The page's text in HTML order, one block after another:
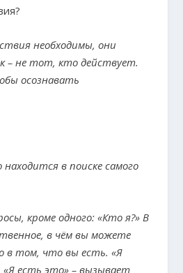
необходимы, они
– не тот, кто действует.
осознавать
в поиске самого
кроме одного: «Кто я?» В
в чём вы можете
в том, что вы есть. «Я
«Я есть это» – вызывает